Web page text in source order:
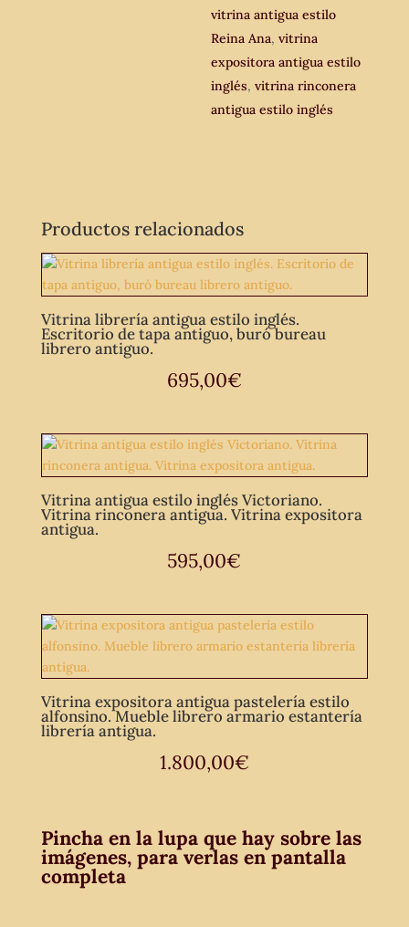
expositora.
cantidad
vitrina antigua estilo
Reina Ana,vitrina
expositora antigua estilo
inglés,vitrina rinconera
antigua estilo inglés
Productos relacionados
Vitrina librería antigua estilo inglés.
Escritorio de tapa antiguo, buró bureau
librero antiguo.
695,00€
Vitrina antigua estilo inglés Victoriano.
Vitrina rinconera antigua. Vitrina expositora
antigua.
595,00€
Vitrina expositora antigua pastelería estilo
alfonsino. Mueble librero armario estantería
librería antigua.
1.800,00€
Pincha en la lupa que hay sobre las
imágenes, para verlas en pantalla
completa